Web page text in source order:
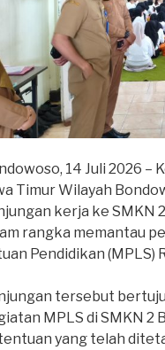
14 Juli 2026 –
Timur Wilayah
kerja ke SMKN
rangka memantau
Pendidikan (MPLS)
tersebut
MPLS di SMKN 2
yang telah